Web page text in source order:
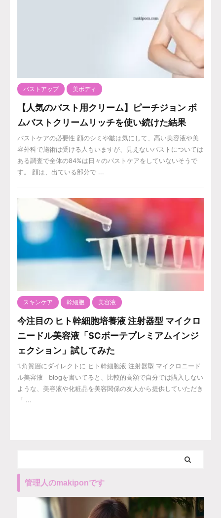
バストアップ 美ボディ
【人気のバスト用クリーム】ピーチジョン ボ
ムバストクリームリッチを使い続けた結果
バストケアの必要性 顔のシミや皺は気にして、高い美容液や美
容外科で施術は受ける人もいますが、見えないバストについては
ある調査で全体の84%は日々のバストケアをしていないそうで
す。 顔は、出ている部分で ...
スキンケア 幹細胞 美容液
今注目の ヒト幹細胞培養液 注射器型 マイクロ
ニードル美容液「SCボーテプレミアムインジ
ェクション」試してみた
1.角質層にダイレクトに ヒト幹細胞液 注射器型 マイクロニード
ル美容液 blogを書いてると、比較的高額で自分では購入しない
ような、美容液や化粧品を美容関係の友人から提供していただき
「 ...
管理人のmakiponです